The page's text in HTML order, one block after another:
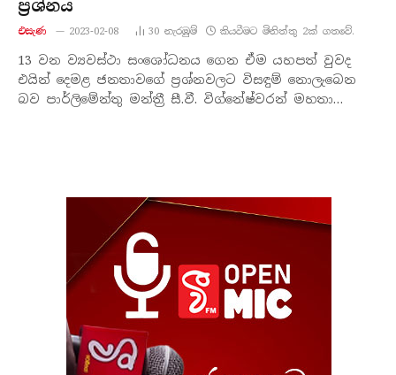
ප්‍රශ්නය
එසැණ 2023-02-08 30 නැරඹු​ම් කියවීමට මිනිත්තු 2ක් ගතවේ.
13 වන ව්‍යවස්ථා සංශෝධනය ගෙන ඒම යහපත් වුවද
එයින් දෙමළ ජනතාවගේ ප්‍රශ්නවලට විසඳුම් නොලැබෙන
බව පාර්ලිමේන්තු මන්ත්‍රී සී.වී. විග්නේෂ්වරන් මහතා…